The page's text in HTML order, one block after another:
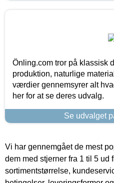
Önling.com tror på klassisk
produktion, naturlige
værdier gennemsyrer alt
her for at se deres udvalg.
Se udvalget
Vi har gennemgået de mest
dem med stjerner fra 1 til 5 ud
sortimentstørrelse,